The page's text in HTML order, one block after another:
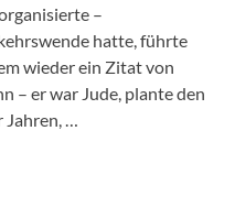
–
hatte, führte
wieder ein Zitat von
– er war Jude, plante den
Jahren, …